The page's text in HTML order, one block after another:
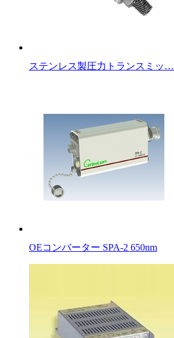
ステンレス製圧力トランスミッ…
OEコンバーター SPA-2 650nm